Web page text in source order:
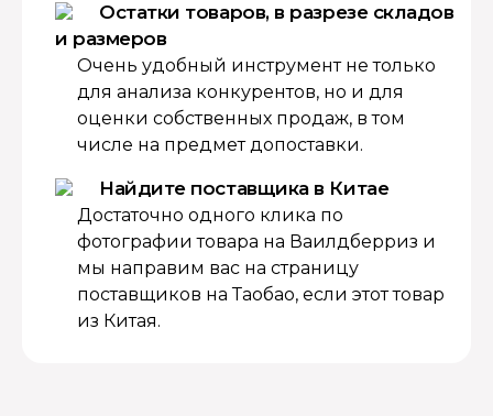
Остатки товаров, в разрезе складов
и размеров
Очень удобный инструмент не только
для анализа конкурентов, но и для
оценки собственных продаж, в том
числе на предмет допоставки.
Найдите поставщика в Китае
Достаточно одного клика по
фотографии товара на Ваилдберриз и
мы направим вас на страницу
поставщиков на Таобао, если этот товар
из Китая.